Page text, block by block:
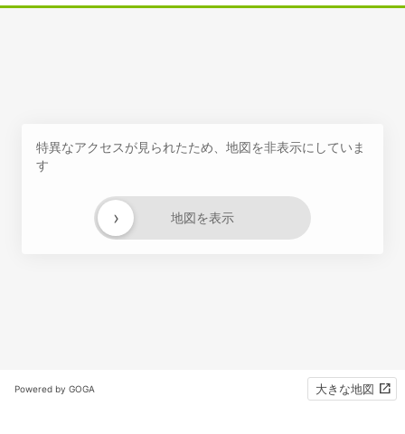
特異なアクセスが見られたため、地図を非表示にしていま
す
地図を表示
›
Powered by GOGA 大きな地図